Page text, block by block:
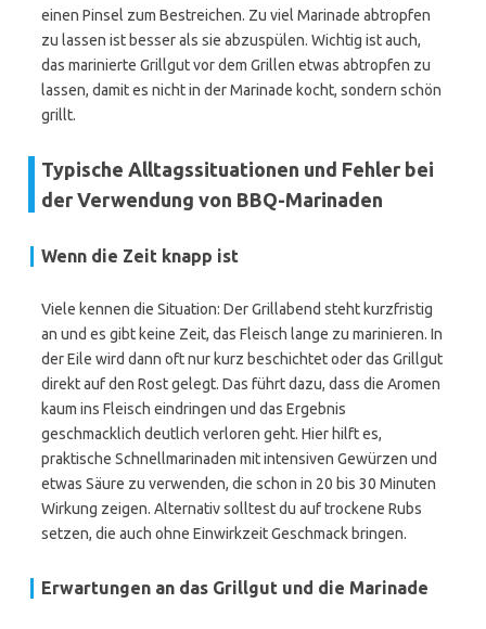
einen Pinsel zum Bestreichen. Zu viel Marinade abtropfen
zu lassen ist besser als sie abzuspülen. Wichtig ist auch,
das marinierte Grillgut vor dem Grillen etwas abtropfen zu
lassen, damit es nicht in der Marinade kocht, sondern schön
grillt.
Typische Alltagssituationen und Fehler bei
der Verwendung von BBQ-Marinaden
Wenn die Zeit knapp ist
Viele kennen die Situation: Der Grillabend steht kurzfristig
an und es gibt keine Zeit, das Fleisch lange zu marinieren. In
der Eile wird dann oft nur kurz beschichtet oder das Grillgut
direkt auf den Rost gelegt. Das führt dazu, dass die Aromen
kaum ins Fleisch eindringen und das Ergebnis
geschmacklich deutlich verloren geht. Hier hilft es,
praktische Schnellmarinaden mit intensiven Gewürzen und
etwas Säure zu verwenden, die schon in 20 bis 30 Minuten
Wirkung zeigen. Alternativ solltest du auf trockene Rubs
setzen, die auch ohne Einwirkzeit Geschmack bringen.
Erwartungen an das Grillgut und die Marinade